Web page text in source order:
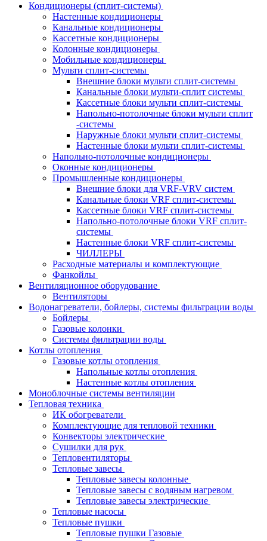
Кондиционеры (сплит-системы)
Настенные кондиционеры
Канальные кондиционеры
Кассетные кондиционеры
Колонные кондиционеры
Мобильные кондиционеры
Мульти сплит-системы
Внешние блоки мульти сплит-системы
Канальные блоки мульти-сплит системы
Кассетные блоки мульти сплит-системы
Напольно-потолочные блоки мульти сплит
-системы
Наружные блоки мульти сплит-системы
Настенные блоки мульти сплит-системы
Напольно-потолочные кондиционеры
Оконные кондиционеры
Промышленные кондиционеры
Внешние блоки для VRF-VRV систем
Канальные блоки VRF сплит-системы
Кассетные блоки VRF сплит-системы
Напольно-потолочные блоки VRF сплит-
системы
Настенные блоки VRF сплит-системы
ЧИЛЛЕРЫ
Расходные материалы и комплектующие
Фанкойлы
Вентиляционное оборудование
Вентиляторы
Водонагреватели, бойлеры, системы фильтрации воды
Бойлеры
Газовые колонки
Системы фильтрации воды
Котлы отопления
Газовые котлы отопления
Напольные котлы отопления
Настенные котлы отопления
Моноблочные системы вентиляции
Тепловая техника
ИК обогреватели
Комплектующие для тепловой техники
Конвекторы электрические
Сушилки для рук
Тепловентиляторы
Тепловые завесы
Тепловые завесы колонные
Тепловые завесы с водяным нагревом
Тепловые завесы электрические
Тепловые насосы
Тепловые пушки
Тепловые пушки Газовые